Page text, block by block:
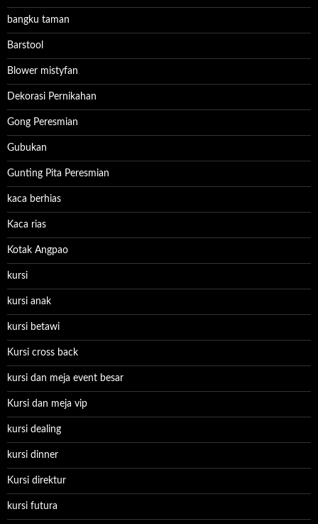
bangku taman
Barstool
Blower mistyfan
Dekorasi Pernikahan
Gong Peresmian
Gubukan
Gunting Pita Peresmian
kaca berhias
Kaca rias
Kotak Angpao
kursi
kursi anak
kursi betawi
Kursi cross back
kursi dan meja event besar
Kursi dan meja vip
kursi dealing
kursi dinner
Kursi direktur
kursi futura